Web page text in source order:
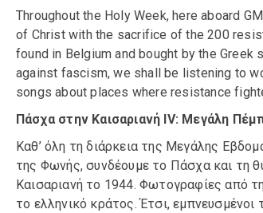
Throughout the Holy Week, here aboard
of Christ with the sacrifice of the 200
found in Belgium and bought by the
against fascism, we shall be listening to
songs about places where resistance
Πάσχα στην Καισαριανή IV: Μεγάλη
Καθ’ όλη τη διάρκεια της Μεγάλης
της Φωνής, συνδέουμε το Πάσχα και τη
Καισαριανή το 1944. Φωτογραφίες από
το ελληνικό κράτος. Έτσι,